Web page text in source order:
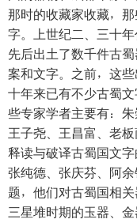
那时的收藏家收藏，
字。上世纪二、三十
先后出土了数千件古
案和文字。之前，这
十年来已有不少古蜀
些专家学者主要有：
王子尧、王昌富、老
释读与破译古蜀国文
张纯德、张庆芬、阿
题，他们对古蜀国相
三星堆时期的玉器、